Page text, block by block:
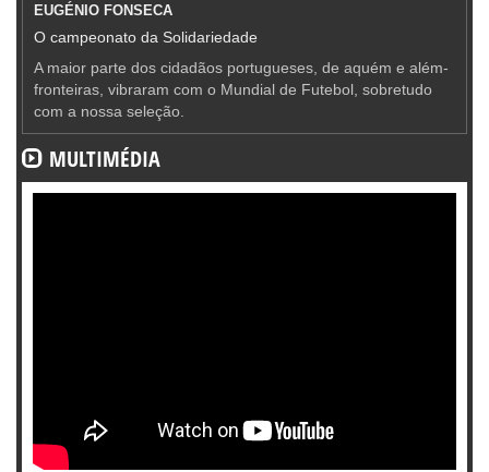
EUGÉNIO FONSECA
O campeonato da Solidariedade
A maior parte dos cidadãos portugueses, de aquém e além-
fronteiras, vibraram com o Mundial de Futebol, sobretudo
com a nossa seleção.
MULTIMÉDIA